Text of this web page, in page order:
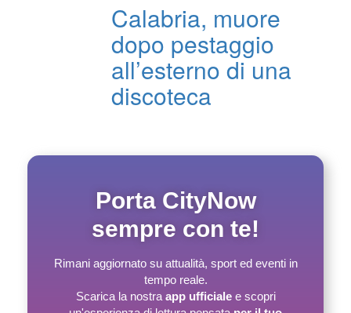
Calabria, muore
dopo pestaggio
all’esterno di una
discoteca
Porta CityNow
sempre con te!
Rimani aggiornato su attualità, sport ed eventi in
tempo reale.
Scarica la nostra app ufficialee scopri